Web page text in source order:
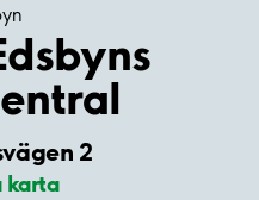
2
karta